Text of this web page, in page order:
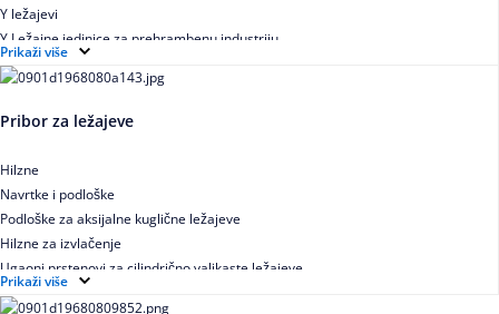
Y ležajevi
Y Ležajne jedinice za prehrambenu industriju
Ležajne jedinice sa valjkastim ležajevima
Prikaži više
Pribor za ležajeve
Hilzne
Navrtke i podloške
Podloške za aksijalne kuglične ležajeve
Hilzne za izvlačenje
Ugaoni prstenovi za cilindrično valjkaste ležajeve
Prikaži više